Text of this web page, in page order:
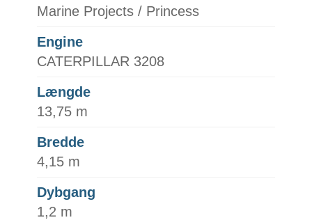
Marine Projects / Princess
Engine
CATERPILLAR 3208
Længde
13,75 m
Bredde
4,15 m
Dybgang
1,2 m